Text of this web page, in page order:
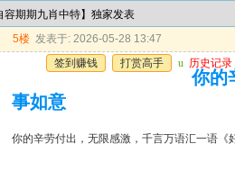
容期期九肖中特】独家发表
5楼 发表于: 2026-05-28 13:47
签到赚钱
打赏高手 u 历史记录
你的
事如意
你的辛劳付出，无限感激，千言万语汇一语《